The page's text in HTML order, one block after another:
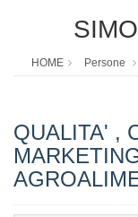
HOME Persone
QUALITA' ,